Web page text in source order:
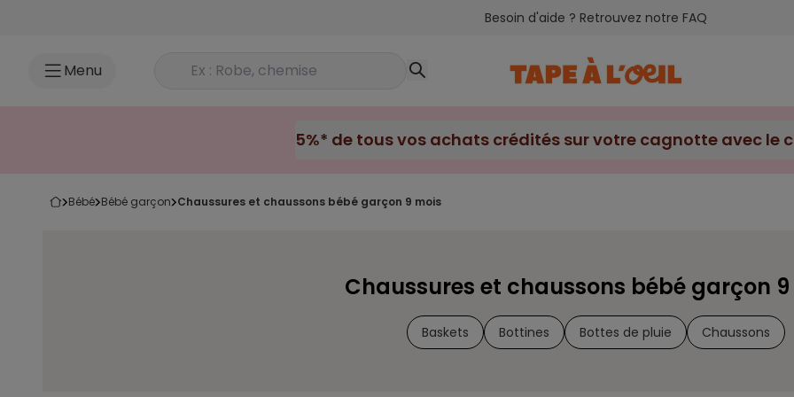
Besoin d'aide ? Retrouvez notre FAQ
Menu Rechercher un produit
bébé bébé garçon chaussures et chaussons bébé garçon 9 mois
Chaussures et chaussons bébé garçon
Baskets Bottines Bottes de pluie Chaussons